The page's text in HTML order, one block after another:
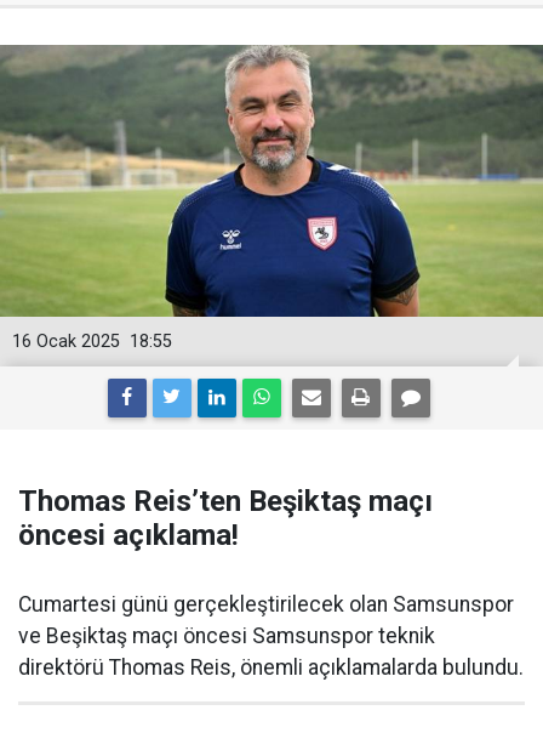
18:55
16 Ocak 2025
Thomas Reis’ten Beşiktaş maçı
öncesi açıklama!
Cumartesi günü gerçekleştirilecek olan Samsunspor
ve Beşiktaş maçı öncesi Samsunspor teknik
direktörü Thomas Reis, önemli açıklamalarda bulundu.